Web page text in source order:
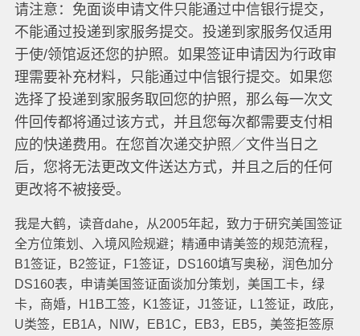
请注意：免面谈申请文件只能通过中信银行提交，
不能通过投递到家服务提交。投递到家服务仅适用
于使/领馆返还您的护照。如果签证申请因为行政审
理需要补充材料，只能通过中信银行提交。如果您
选择了投递到家服务取回您的护照，那么每一次文
件回传都将通过该方式，并且您每次都需要支付相
应的快递费用。在您首次递交护照／文件当日之
后，您将无法更改文件送达方式，并且之后的任何
更改将不被接受。
我是大鹤，读音dahe，从2005年起，致力于研究美国签证
全方位策划、入境风险规避；精通申请美签的规范流程，
B1签证，B2签证，F1签证，DS160填写奥秘，润色加分
DS160表，申请美国签证面谈加分策划，美国工卡，绿
卡，商婚，H1B工签，K1签证，J1签证，L1签证，政庇，
U类签，EB1A，NIW，EB1C，EB3，EB5，美签拒签原